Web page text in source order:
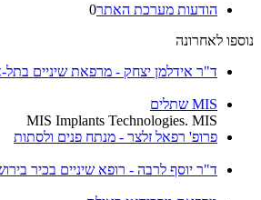
הודעות מערכת האתר0
נוספו לאחרונה
ד"ר אידלמן יצחק - מרפאת שיניים
MIS שתלים
MIS Implants Technologies. MIS
פרופ' רפאל זלצר - מנתח פנים ולסתות
ד"ר יוסף לרבה - רופא שיניים בכיר